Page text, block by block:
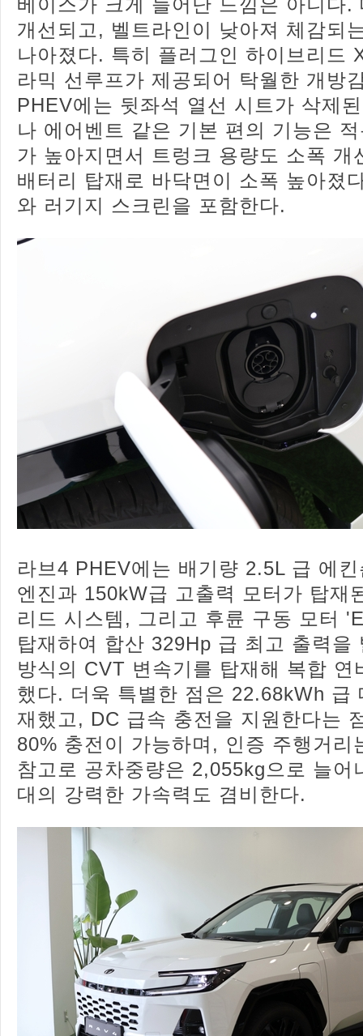
베이스가 크게 늘어난 느낌은 아니다.
개선되고, 벨트라인이 낮아져 체감되
나아졌다. 특히 플러그인 하이브리드
라믹 선루프가 제공되어 탁월한 개방
PHEV에는 뒷좌석 열선 시트가 삭제
나 에어벤트 같은 기본 편의 기능은
가 높아지면서 트렁크 용량도 소폭 개
배터리 탑재로 바닥면이 소폭 높아졌
와 러기지 스크린을 포함한다.
라브4 PHEV에는 배기량 2.5L 급 에
엔진과 150kW급 고출력 모터가 탑재
리드 시스템, 그리고 후륜 구동 모터
탑재하여 합산 329Hp 급 최고 출력을
방식의 CVT 변속기를 탑재해 복합
했다. 더욱 특별한 점은 22.68kWh 급
재했고, DC 급속 충전을 지원한다는
80% 충전이 가능하며, 인증 주행거리
참고로 공차중량은 2,055kg으로 늘어
대의 강력한 가속력도 겸비한다.